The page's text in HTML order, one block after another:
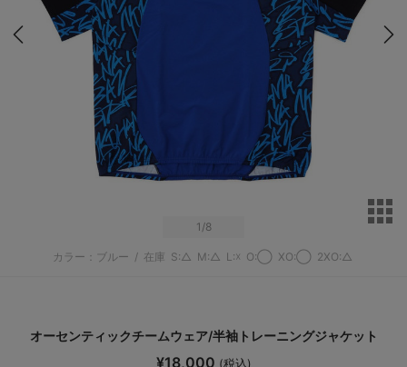
1 /8
カラー：ブルー / 在庫 S:△ M:△ L:☓ O:◯ XO:◯ 2XO:△
オーセンティックチームウェア/半袖トレーニングジャケット
¥18,000 (税込)